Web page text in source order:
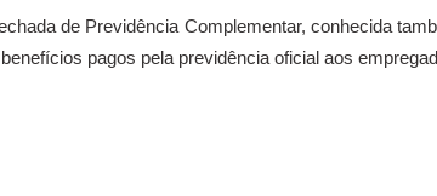
de Previdência Complementar, conhecida
pagos pela previdência oficial aos